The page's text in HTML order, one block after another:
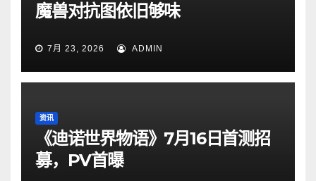
魔兽对抗图依旧够味
7月 23, 2026 ADMIN
资讯
《迪诺世界物语》7月16日首测招
募，PV首曝